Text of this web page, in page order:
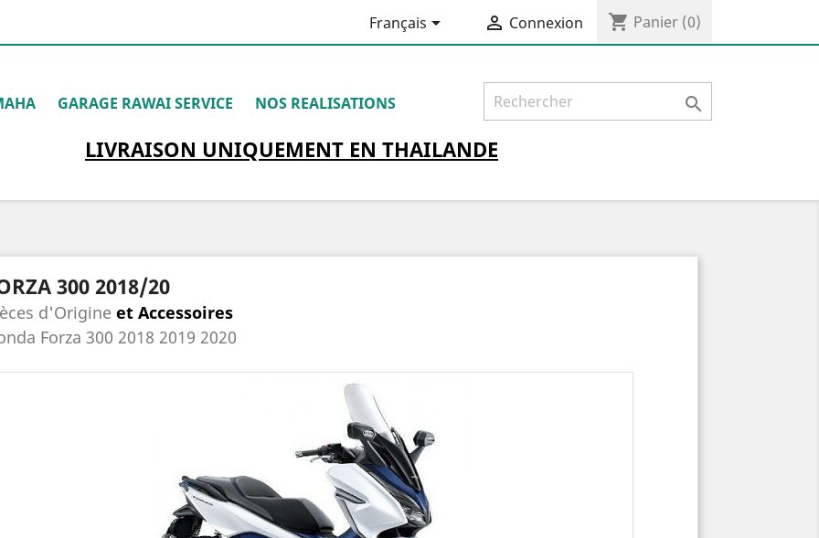
Français  Connexion shopping_cart Panier (0)
GARAGE RAWAI SERVICE NOS REALISATIONS 
LIVRAISON UNIQUEMENTEN THAILANDE
300 2018/20
d'Origine et Accessoires
Forza 300 2018 2019 2020